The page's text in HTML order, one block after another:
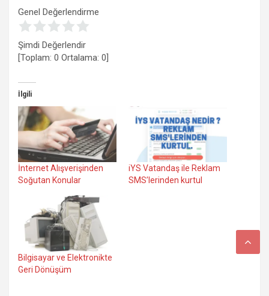
Genel Değerlendirme
Şimdi Değerlendir
[Toplam: 0 Ortalama: 0]
İlgili
İnternet Alışverişinden
Soğutan Konular
iYS Vatandaş ile Reklam
SMS’lerinden kurtul
Bilgisayar ve Elektronikte
Geri Dönüşüm